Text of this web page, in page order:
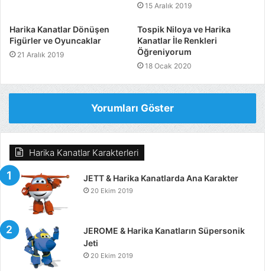
15 Aralık 2019
Harika Kanatlar Dönüşen
Figürler ve Oyuncaklar
21 Aralık 2019
Tospik Niloya ve Harika
Kanatlar İle Renkleri
Öğreniyorum
18 Ocak 2020
Yorumları Göster
Harika Kanatlar Karakterleri
JETT & Harika Kanatlarda Ana Karakter
20 Ekim 2019
JEROME & Harika Kanatların Süpersonik
Jeti
20 Ekim 2019